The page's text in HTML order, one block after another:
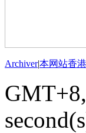
Archiver|本网站香